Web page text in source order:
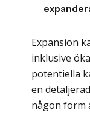
Expansion
inklusive
potentiella
en
någon form